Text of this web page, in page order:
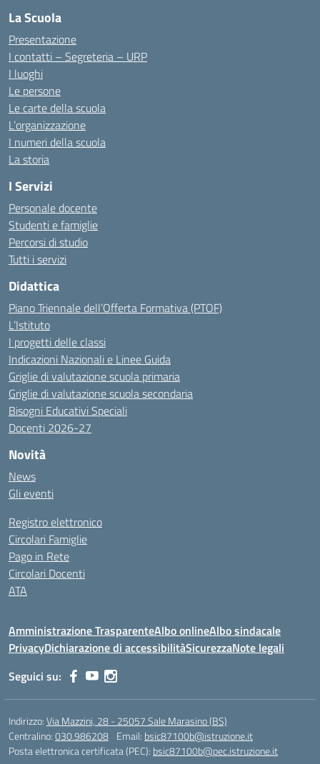
La Scuola
Presentazione
I contatti – Segreteria – URP
I luoghi
Le persone
Le carte della scuola
L’organizzazione
I numeri della scuola
La storia
I Servizi
Personale docente
Studenti e famiglie
Percorsi di studio
Tutti i servizi
Didattica
Piano Triennale dell’Offerta Formativa (PTOF)
L’Istituto
I progetti delle classi
Indicazioni Nazionali e Linee Guida
Griglie di valutazione scuola primaria
Griglie di valutazione scuola secondaria
Bisogni Educativi Speciali
Docenti 2026-27
Novità
News
Gli eventi
Registro elettronico
Circolari Famiglie
Pago in Rete
Circolari Docenti
ATA
Amministrazione TrasparenteAlbo onlineAlbo sindacale
PrivacyDichiarazione di accessibilitàSicurezzaNote legali
Seguici su:
Indirizzo:Via Mazzini, 28 - 25057 Sale Marasino (BS)
Centralino:030.986208 Email: bsic87100b@istruzione.it
Posta elettronica certificata (PEC): bsic87100b@pec.istruzione.it